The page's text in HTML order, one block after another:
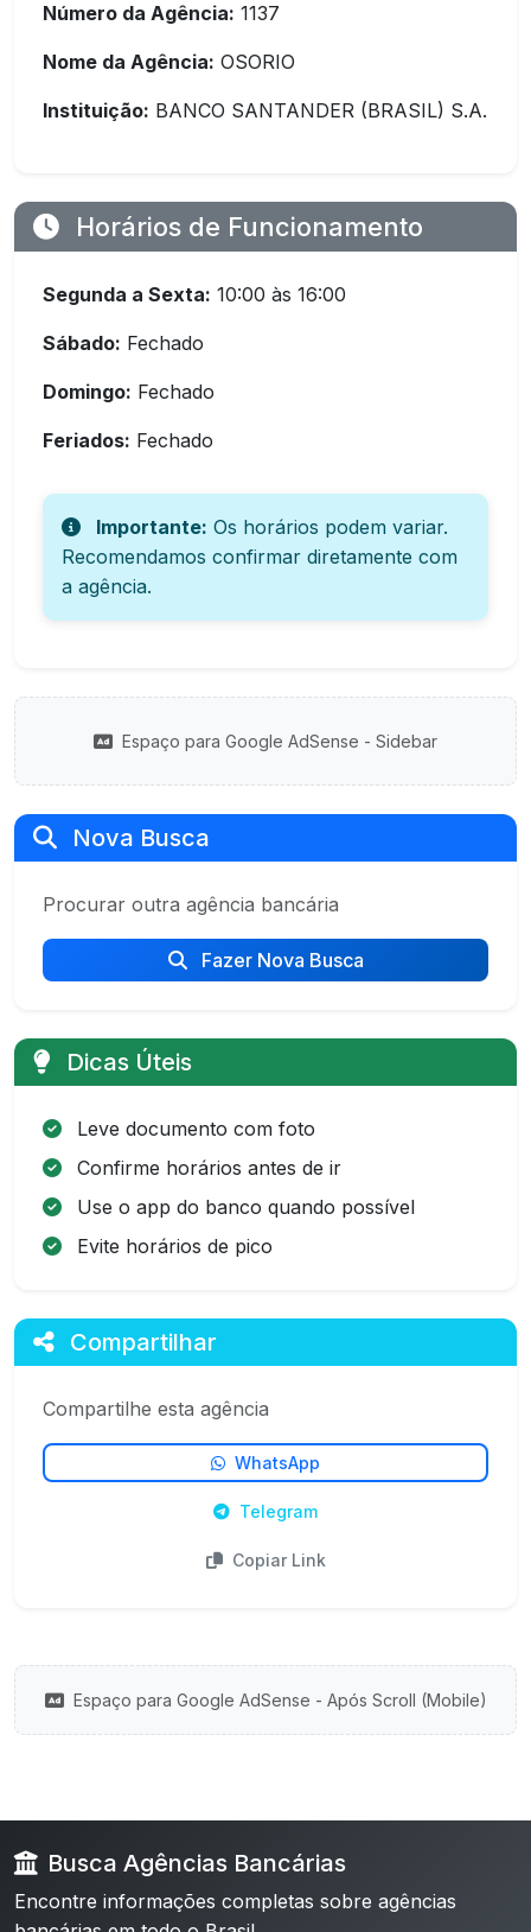
Número da Agência: 1137
Nome da Agência: OSORIO
Instituição: BANCO SANTANDER (BRASIL) S.A.
Horários de Funcionamento
Segunda a Sexta: 10:00 às 16:00
Sábado: Fechado
Domingo: Fechado
Feriados: Fechado
Importante: Os horários podem variar.
Recomendamos confirmar diretamente com
a agência.
Espaço para Google AdSense - Sidebar
Nova Busca
Procurar outra agência bancária
Fazer Nova Busca
Dicas Úteis
Leve documento com foto
Confirme horários antes de ir
Use o app do banco quando possível
Evite horários de pico
Compartilhar
Compartilhe esta agência
WhatsApp
Telegram
Copiar Link
Espaço para Google AdSense - Após Scroll (Mobile)
Busca Agências Bancárias
Encontre informações completas sobre agências